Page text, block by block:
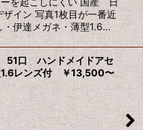
イン 写真1枚目が一番近
・伊達メガネ・薄型1.6…
口 ハンドメイドアセ
レンズ付 ￥13,500〜